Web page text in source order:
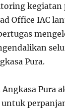
kegiatan
Office IAC
Pura.
Pura